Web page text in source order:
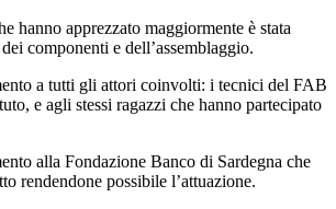
hanno apprezzato maggiormente è stata
componenti e dell’assemblaggio.
a tutti gli attori coinvolti: i tecnici del FAB
e agli stessi ragazzi che hanno partecipato
alla Fondazione Banco di Sardegna che
rendendone possibile l’attuazione.